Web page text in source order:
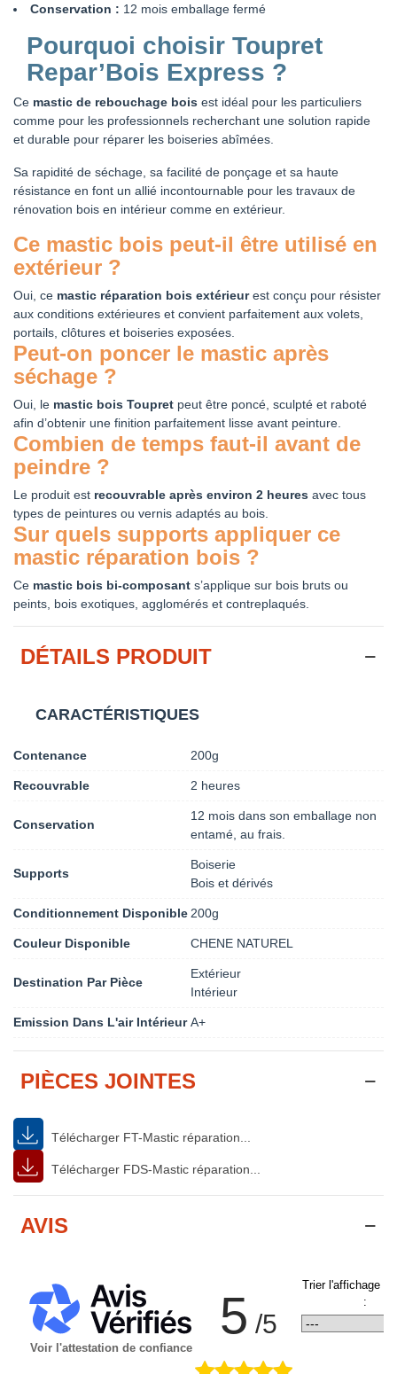
Conservation : 12 mois emballage fermé
Pourquoi choisir Toupret
Repar’Bois Express ?
Ce mastic de rebouchage bois est idéal pour les particuliers
comme pour les professionnels recherchant une solution rapide
et durable pour réparer les boiseries abîmées.
Sa rapidité de séchage, sa facilité de ponçage et sa haute
résistance en font un allié incontournable pour les travaux de
rénovation bois en intérieur comme en extérieur.
Ce mastic bois peut-il être utilisé en
extérieur ?
Oui, ce mastic réparation bois extérieurest conçu pour résister
aux conditions extérieures et convient parfaitement aux volets,
portails, clôtures et boiseries exposées.
Peut-on poncer le mastic après
séchage ?
Oui, le mastic bois Toupret peut être poncé, sculpté et raboté
afin d’obtenir une finition parfaitement lisse avant peinture.
Combien de temps faut-il avant de
peindre ?
Le produit est recouvrable après environ 2 heures avec tous
types de peintures ou vernis adaptés au bois.
Sur quels supports appliquer ce
mastic réparation bois ?
Ce mastic bois bi-composant s’applique sur bois bruts ou
peints, bois exotiques, agglomérés et contreplaqués.
DÉTAILS PRODUIT
CARACTÉRISTIQUES
Contenance 200g
Recouvrable 2 heures
Conservation
12 mois dans son emballage non
entamé, au frais.
Supports
Boiserie
Bois et dérivés
Conditionnement Disponible 200g
Couleur Disponible CHENE NATUREL
Destination Par Pièce
Extérieur
Intérieur
Emission Dans L'air Intérieur A+
PIÈCES JOINTES
Télécharger FT-Mastic réparation...
Télécharger FDS-Mastic réparation...
AVIS
Voir l'attestation de confiance
5 /5
Trier l'affichage
: